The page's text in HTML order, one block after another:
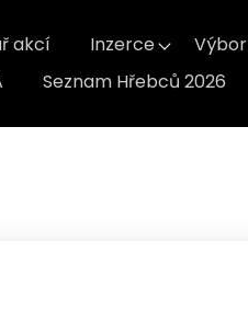
akcí Inzerce Výbor
Seznam Hřebců 2026